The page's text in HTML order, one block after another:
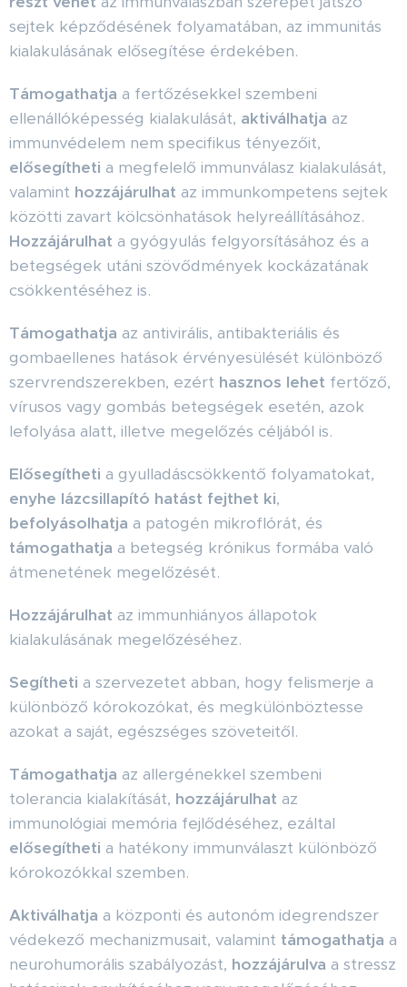
sejtek képződésének folyamatában, az immunitás
kialakulásának elősegítése érdekében.
Támogathatja a fertőzésekkel szembeni
ellenállóképesség kialakulását, aktiválhatja az
immunvédelem nem specifikus tényezőit,
elősegítheti a megfelelő immunválasz kialakulását,
valamint hozzájárulhat az immunkompetens sejtek
közötti zavart kölcsönhatások helyreállításához.
Hozzájárulhat a gyógyulás felgyorsításához és a
betegségek utáni szövődmények kockázatának
csökkentéséhez is.
Támogathatja az antivirális, antibakteriális és
gombaellenes hatások érvényesülését különböző
szervrendszerekben, ezért hasznos lehet fertőző,
vírusos vagy gombás betegségek esetén, azok
lefolyása alatt, illetve megelőzés céljából is.
Elősegítheti a gyulladáscsökkentő folyamatokat,
enyhe lázcsillapító hatást fejthet ki,
befolyásolhatja a patogén mikroflórát, és
támogathatja a betegség krónikus formába való
átmenetének megelőzését.
Hozzájárulhat az immunhiányos állapotok
kialakulásának megelőzéséhez.
Segítheti a szervezetet abban, hogy felismerje a
különböző kórokozókat, és megkülönböztesse
azokat a saját, egészséges szöveteitől.
Támogathatja az allergénekkel szembeni
tolerancia kialakítását, hozzájárulhat az
immunológiai memória fejlődéséhez, ezáltal
elősegítheti a hatékony immunválaszt különböző
kórokozókkal szemben.
Aktiválhatja a központi és autonóm idegrendszer
védekező mechanizmusait, valamint támogathatja a
neurohumorális szabályozást, hozzájárulva a stressz